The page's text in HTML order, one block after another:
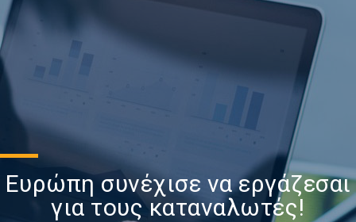
Ευρώπη συνέχισε να εργάζεσαι
για τους καταναλωτές!